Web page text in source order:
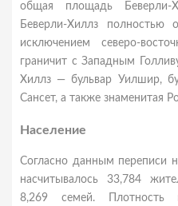
общая площадь Беверли-
Беверли-Хиллз полностью
исключением северo-
граничит с Западным
Хиллз — бульвар Уилшир,
Сансет, а также знаменитая
Население
Согласно данным переписи
насчитывалось 33,784
8,269 семей. Плотность